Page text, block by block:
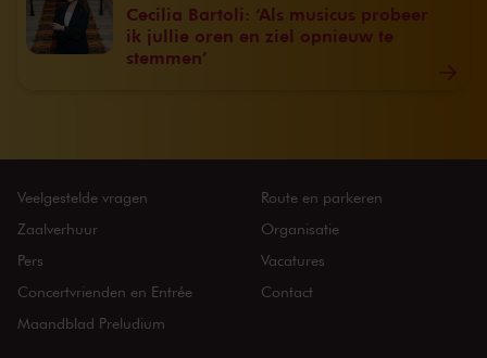
Cecilia Bartoli: ‘Als musicus probeer
ik jullie oren en ziel opnieuw te
stemmen’
Veelgestelde vragen
Zaalverhuur
Pers
Concertvrienden en Entrée
Maandblad Preludium
Route en parkeren
Organisatie
Vacatures
Contact